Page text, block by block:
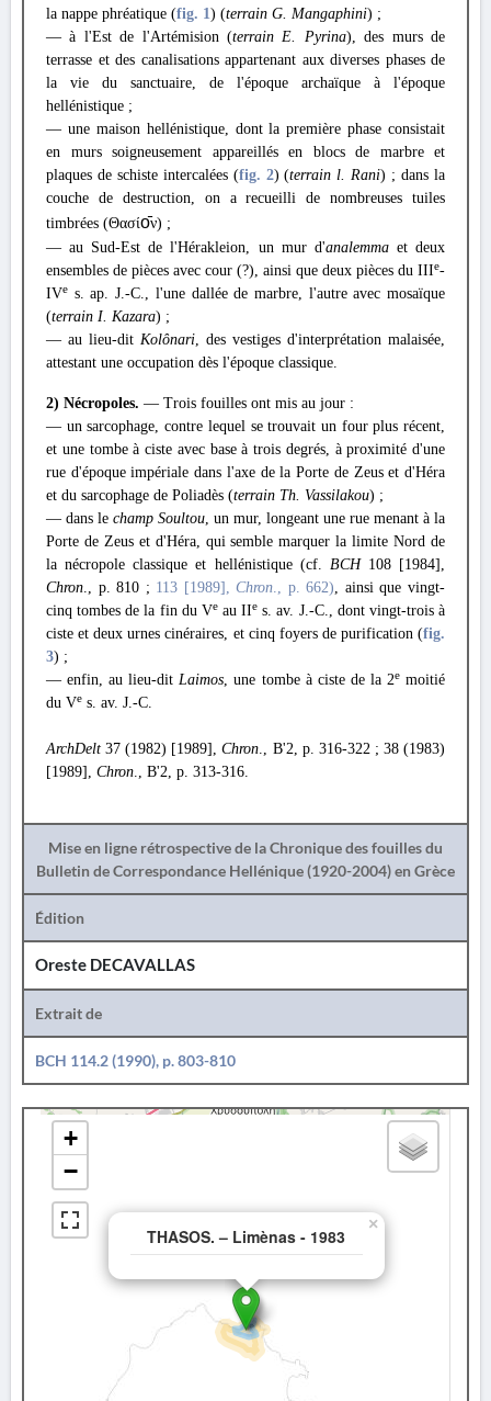
la nappe phréatique (fig. 1) (terrain G. Mangaphini) ;
— à l'Est de l'Artémision (terrain E. Pyrina), des murs de
terrasse et des canalisations appartenant aux diverses phases de
la vie du sanctuaire, de l'époque archaïque à l'époque
hellénistique ;
— une maison hellénistique, dont la première phase consistait
en murs soigneusement appareillés en blocs de marbre et
plaques de schiste intercalées (fig. 2) (terrain l. Rani) ; dans la
couche de destruction, on a recueilli de nombreuses tuiles
timbrées (Θασίο̄ν) ;
— au Sud-Est de l'Hérakleion, un mur d'analemma et deux
ensembles de pièces avec cour (?), ainsi que deux pièces du IIIe-
IVe s. ap. J.-C., l'une dallée de marbre, l'autre avec mosaïque
(terrain I. Kazara) ;
— au lieu-dit Kolônari, des vestiges d'interprétation malaisée,
attestant une occupation dès l'époque classique.
2) Nécropoles. — Trois fouilles ont mis au jour :
— un sarcophage, contre lequel se trouvait un four plus récent,
et une tombe à ciste avec base à trois degrés, à proximité d'une
rue d'époque impériale dans l'axe de la Porte de Zeus et d'Héra
et du sarcophage de Poliadès (terrain Th. Vassilakou) ;
— dans le champ Soultou, un mur, longeant une rue menant à la
Porte de Zeus et d'Héra, qui semble marquer la limite Nord de
la nécropole classique et hellénistique (cf. BCH 108 [1984],
Chron., p. 810 ; 113 [1989],Chron., p. 662), ainsi que vingt-
cinq tombes de la fin du Veau IIe s. av. J.-C., dont vingt-trois à
ciste et deux urnes cinéraires, et cinq foyers de purification (fig.
3) ;
— enfin, au lieu-ditLaimos, une tombe à ciste de la 2emoitié
du Ve s. av. J.-C.
ArchDelt37 (1982) [1989],Chron., B'2, p. 316-322 ; 38 (1983)
[1989], Chron., B'2, p. 313-316.
Mise en ligne rétrospective de la Chronique des fouilles du
Bulletin de Correspondance Hellénique (1920-2004) en Grèce
Édition
Oreste DECAVALLAS
Extrait de
BCH 114.2 (1990), p. 803-810
THASOS. – Limènas - 1983
×
+
−